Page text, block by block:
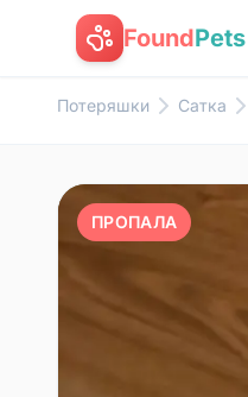
FoundPets
Потеряшки Сатка
ПРОПАЛА